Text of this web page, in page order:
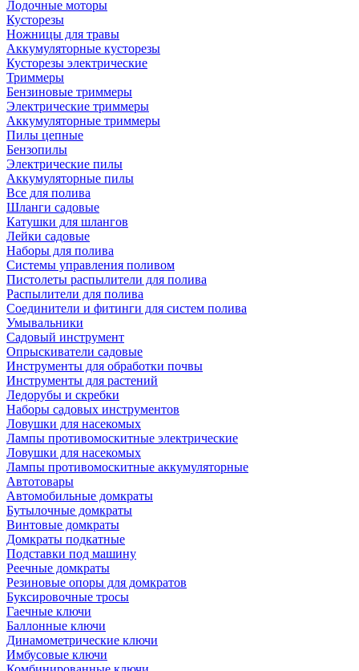
Лодочные моторы
Кусторезы
Ножницы для травы
Аккумуляторные кусторезы
Кусторезы электрические
Триммеры
Бензиновые триммеры
Электрические триммеры
Аккумуляторные триммеры
Пилы цепные
Бензопилы
Электрические пилы
Аккумуляторные пилы
Все для полива
Шланги садовые
Катушки для шлангов
Лейки садовые
Наборы для полива
Системы управления поливом
Пистолеты распылители для полива
Распылители для полива
Соединители и фитинги для систем полива
Умывальники
Садовый инструмент
Опрыскиватели садовые
Инструменты для обработки почвы
Инструменты для растений
Ледорубы и скребки
Наборы садовых инструментов
Ловушки для насекомых
Лампы противомоскитные электрические
Ловушки для насекомых
Лампы противомоскитные аккумуляторные
Автотовары
Автомобильные домкраты
Бутылочные домкраты
Винтовые домкраты
Домкраты подкатные
Подставки под машину
Реечные домкраты
Резиновые опоры для домкратов
Буксировочные тросы
Гаечные ключи
Баллонные ключи
Динамометрические ключи
Имбусовые ключи